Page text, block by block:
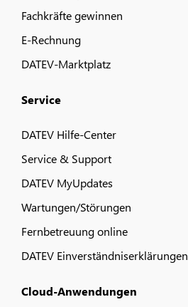
Fachkräfte gewinnen
E-Rechnung
DATEV-Marktplatz
Service
DATEV Hilfe-Center
Service & Support
DATEV MyUpdates
Wartungen/Störungen
Fernbetreuung online
DATEV Einverständniserklärungen
Cloud-Anwendungen